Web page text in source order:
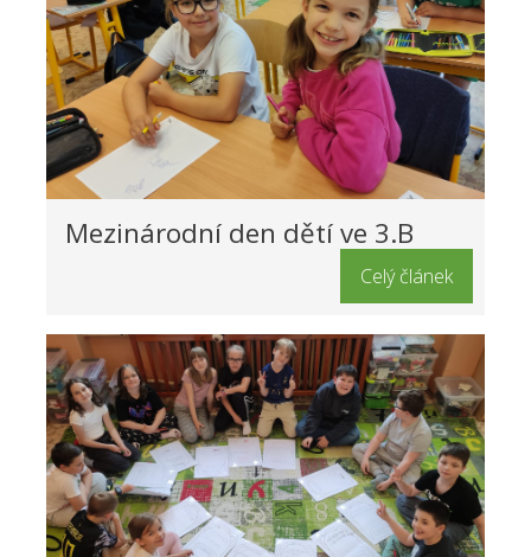
Mezinárodní den dětí ve 3.B
Celý článek